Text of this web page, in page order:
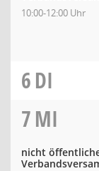
10:00-12:00 Uhr
6DI
7MI
nicht